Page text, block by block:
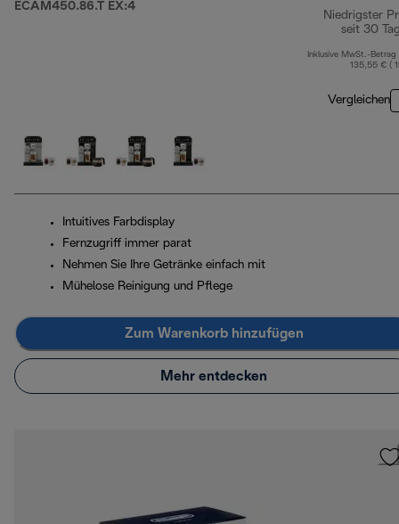
ECAM450.86.T EX:4
Niedrigster
seit 30
Inklusive MwSt.-Betrag
135,55 € (
Vergleichen
Intuitives Farbdisplay
Fernzugriff immer parat
Nehmen Sie Ihre Getränke einfach mit
Mühelose Reinigung und Pflege
Zum Warenkorb hinzufügen
Mehr entdecken